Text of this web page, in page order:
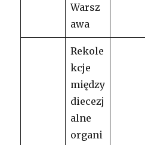
Warsz
awa
Rekole
kcje
między
diecezj
alne
organi